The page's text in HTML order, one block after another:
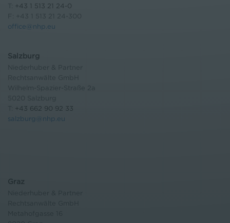
+43 1 513 21 24-0
F: +43 1 513 21 24-300
office@nhp.eu
Salzburg
Niederhuber & Partner
Rechtsanwälte GmbH
Wilhelm-Spazier-Straße 2a
5020 Salzburg
+43 662 90 92 33
salzburg@nhp.eu
Graz